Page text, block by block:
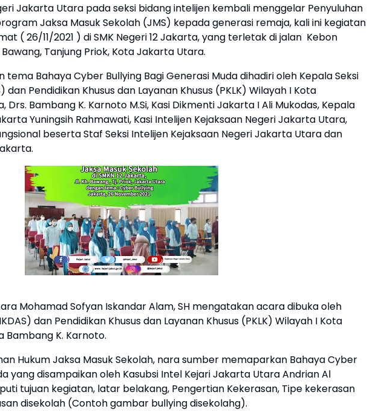
Jakarta Utara pada seksi bidang intelijen kembali menggelar Penyuluhan
Jaksa Masuk Sekolah (JMS) kepada generasi remaja, kali ini kegiatan
( 26/11/2021 ) di SMK Negeri 12 Jakarta, yang terletak di jalan Kebon
Bawang, Tanjung Priok, Kota Jakarta Utara.
tema Bahaya Cyber Bullying Bagi Generasi Muda dihadiri oleh Kepala Seksi
dan Pendidikan Khusus dan Layanan Khusus (PKLK) Wilayah I Kota
Bambang K. Karnoto M.Si, Kasi Dikmenti Jakarta I Ali Mukodas, Kepala
Yuningsih Rahmawati, Kasi Intelijen Kejaksaan Negeri Jakarta Utara,
beserta Staf Seksi Intelijen Kejaksaan Negeri Jakarta Utara dan
Mohamad Sofyan Iskandar Alam, SH mengatakan acara dibuka oleh
dan Pendidikan Khusus dan Layanan Khusus (PKLK) Wilayah I Kota
K. Karnoto.
Hukum Jaksa Masuk Sekolah, nara sumber memaparkan Bahaya Cyber
yang disampaikan oleh Kasubsi Intel Kejari Jakarta Utara Andrian Al
tujuan kegiatan, latar belakang, Pengertian Kekerasan, Tipe kekerasan
disekolah (Contoh gambar bullying disekolahg).